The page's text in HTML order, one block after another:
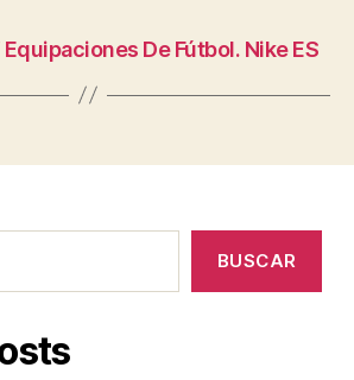
De Fútbol. Nike ES
BUSCAR